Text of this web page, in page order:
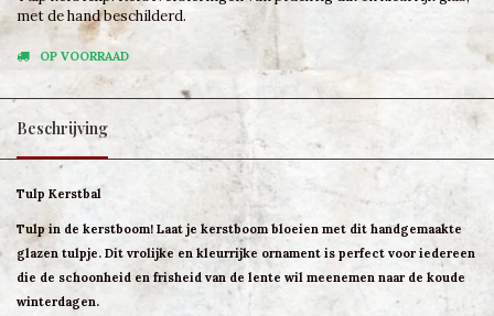
met de hand beschilderd.
OP VOORRAAD
Beschrijving
Tulp Kerstbal
Tulp in de kerstboom! Laat je kerstboom bloeien met dit handgemaakte
glazen tulpje. Dit vrolijke en kleurrijke ornament is perfect voor iedereen
die de schoonheid en frisheid van de lente wil meenemen naar de koude
winterdagen.